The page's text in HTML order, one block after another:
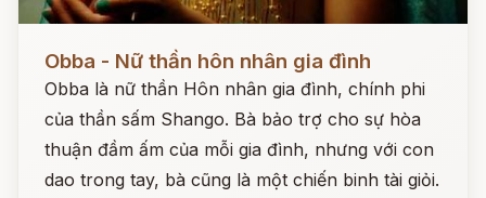
Obba - Nữ thần hôn nhân gia đình
Obba là nữ thần Hôn nhân gia đình, chính phi
của thần sấm Shango. Bà bảo trợ cho sự hòa
thuận đầm ấm của mỗi gia đình, nhưng với con
dao trong tay, bà cũng là một chiến binh tài giỏi.